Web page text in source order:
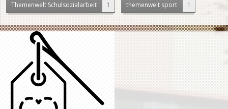
Themenwelt Schulsozialarbeit 1 themenwelt sport 1